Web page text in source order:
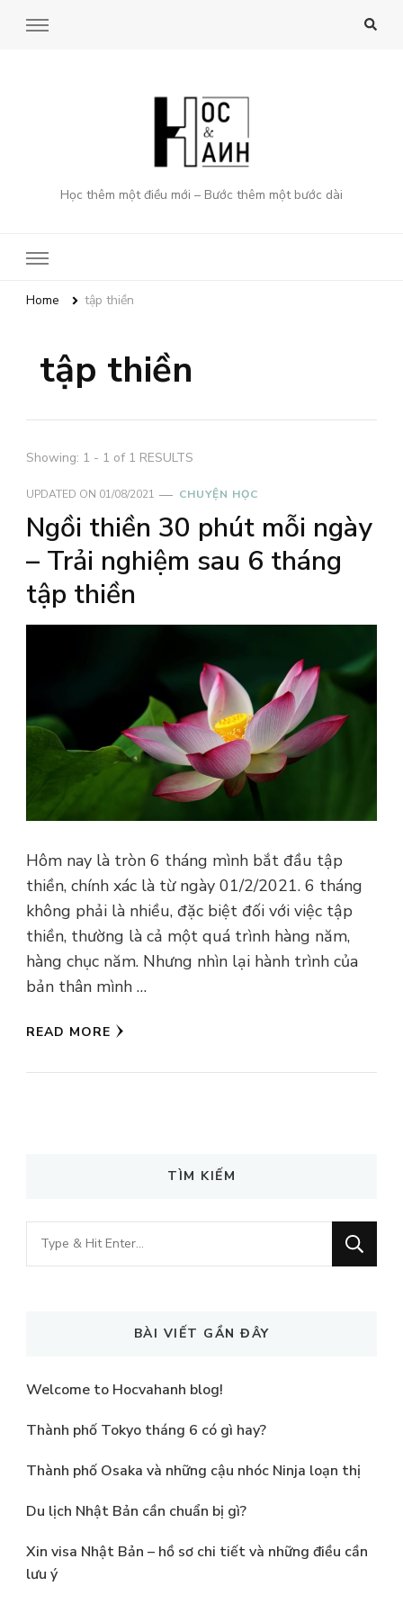
Học thêm một điều mới – Bước thêm một bước dài
Home tập thiền
tập thiền
Showing: 1 - 1 of 1 RESULTS
UPDATED ON 01/08/2021 CHUYỆN HỌC
Ngồi thiền 30 phút mỗi ngày
– Trải nghiệm sau 6 tháng
tập thiền
Hôm nay là tròn 6 tháng mình bắt đầu tập
thiền, chính xác là từ ngày 01/2/2021. 6 tháng
không phải là nhiều, đặc biệt đối với việc tập
thiền, thường là cả một quá trình hàng năm,
hàng chục năm. Nhưng nhìn lại hành trình của
bản thân mình …
READ MORE
TÌM KIẾM
Looking
for
BÀI VIẾT GẦN ĐÂY
Welcome to Hocvahanh blog!
Thành phố Tokyo tháng 6 có gì hay?
Thành phố Osaka và những cậu nhóc Ninja loạn thị
Du lịch Nhật Bản cần chuẩn bị gì?
Xin visa Nhật Bản – hồ sơ chi tiết và những điều cần
lưu ý